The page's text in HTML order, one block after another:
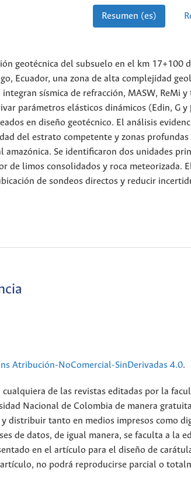
Resumen (es)
geotécnica del subsuelo en el km 17+100
Ecuador, una zona de alta complejidad
sísmica de refracción, MASW, ReMi
parámetros elásticos dinámicos (Edin, G y
en diseño geotécnico. El análisis
del estrato competente y zonas
Se identificaron dos unidades
de limos consolidados y roca meteorizada.
de sondeos directos y reducir
Atribución-NoComercial-SinDerivadas 4.0.
de las revistas editadas por la
Nacional de Colombia de manera
distribuir tanto en medios impresos como
de datos, de igual manera, se faculta a la
en el artículo para el diseño de
no podrá reproducirse parcial o